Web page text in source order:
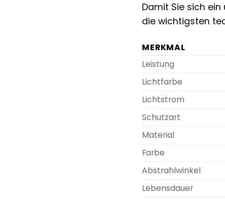
Damit Sie sich ein
die wichtigsten
MERKMAL
Leistung
Lichtfarbe
Lichtstrom
Schutzart
Material
Farbe
Abstrahlwinkel
Lebensdauer